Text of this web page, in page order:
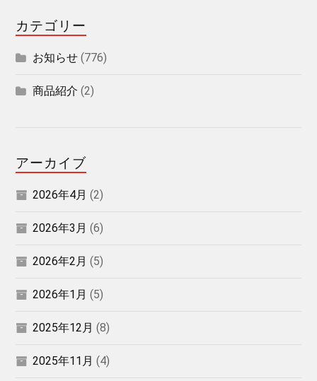
カテゴリー
お知らせ (776)
商品紹介 (2)
アーカイブ
2026年4月 (2)
2026年3月 (6)
2026年2月 (5)
2026年1月 (5)
2025年12月 (8)
2025年11月 (4)